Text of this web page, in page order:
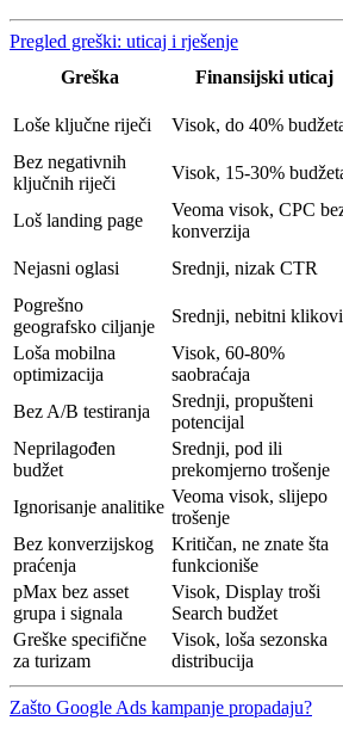
Pregled greški: uticaj i rješenje
Greška
Finansijski uticaj
Loše ključne riječi Visok, do 40%
Bez negativnih
ključnih riječi
Visok, 15-30%
Loš landing page
Veoma visok, CPC
konverzija
Nejasni oglasi
Srednji, nizak CTR
Pogrešno
geografsko ciljanje
Srednji, nebitni klikovi
Loša mobilna
optimizacija
Visok, 60-80%
saobraćaja
Bez A/B testiranja
Srednji, propušteni
potencijal
Neprilagođen
budžet
Srednji, pod ili
prekomjerno trošenje
Ignorisanje analitike
Veoma visok, slijepo
trošenje
Bez konverzijskog
praćenja
Kritičan, ne znate šta
funkcioniše
pMax bez asset
grupa i signala
Visok, Display troši
Search budžet
Greške specifične
za turizam
Visok, loša sezonska
distribucija
Zašto Google Ads kampanje propadaju?